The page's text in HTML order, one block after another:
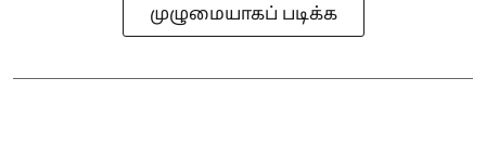
முழுமையாகப் படிக்க